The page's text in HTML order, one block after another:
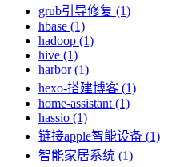
grub引导修复 (1)
hbase (1)
hadoop (1)
hive (1)
harbor (1)
hexo-搭建博客 (1)
home-assistant (1)
hassio (1)
链接apple智能设备 (1)
智能家居系统 (1)